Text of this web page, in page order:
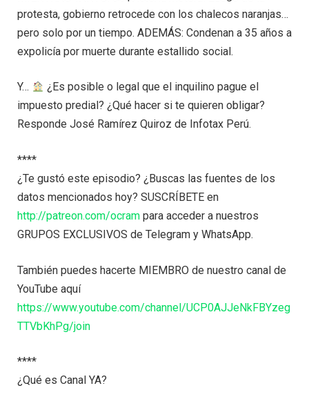
protesta, gobierno retrocede con los chalecos naranjas…
pero solo por un tiempo. ADEMÁS: Condenan a 35 años a
expolicía por muerte durante estallido social.
Y…
¿Es posible o legal que el inquilino pague el
impuesto predial? ¿Qué hacer si te quieren obligar?
Responde José Ramírez Quiroz de Infotax Perú.
****
¿Te gustó este episodio? ¿Buscas las fuentes de los
datos mencionados hoy? SUSCRÍBETE en
http://patreon.com/ocram para acceder a nuestros
GRUPOS EXCLUSIVOS de Telegram y WhatsApp.
También puedes hacerte MIEMBRO de nuestro canal de
YouTube aquí
https://www.youtube.com/channel/UCP0AJJeNkFBYzeg
TTVbKhPg/join
****
¿Qué es Canal YA?